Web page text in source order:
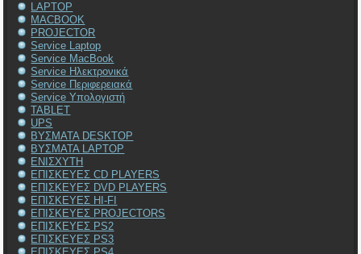
LAPTOP
MACBOOK
PROJECTOR
Service Laptop
Service MacBook
Service Ηλεκτρονικά
Service Περιφερειακά
Service Υπολογιστή
TABLET
UPS
ΒΥΣΜΑΤΑ DESKTOP
ΒΥΣΜΑΤΑ LAPTOP
ΕΝΙΣΧΥΤΗ
ΕΠΙΣΚΕΥΕΣ CD PLAYERS
ΕΠΙΣΚΕΥΕΣ DVD PLAYERS
ΕΠΙΣΚΕΥΕΣ HI-FI
ΕΠΙΣΚΕΥΕΣ PROJECTORS
ΕΠΙΣΚΕΥΕΣ PS2
ΕΠΙΣΚΕΥΕΣ PS3